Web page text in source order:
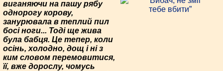
виганяючи на пашу рябу
однорогу корову,
занурювала в теплий пил
босі ноги... Тоді ще жива
була бабця. Це тепер, коли
осінь, холодно, дощ і ні з
ким словом перемовитися,
її, вже дорослу, чомусь